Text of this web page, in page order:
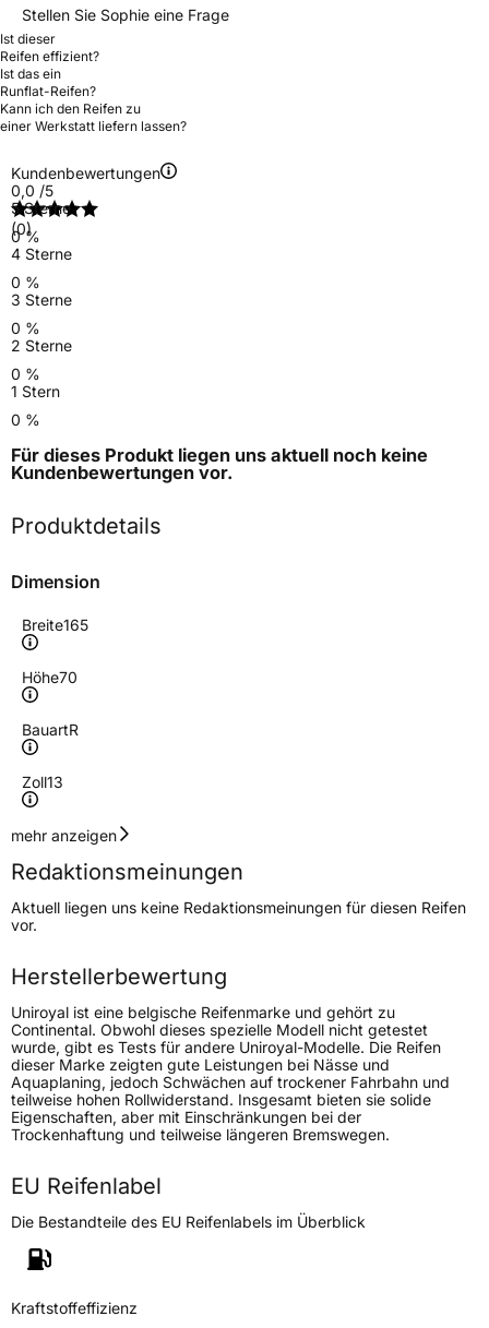
Stellen Sie Sophie eine Frage
Ist dieser
Reifen effizient?
Ist das ein
Runflat-Reifen?
Kann ich den Reifen zu
einer Werkstatt liefern lassen?
Kundenbewertungen
0,0 /5
(0)
5 Sterne
0 %
4 Sterne
0 %
3 Sterne
0 %
2 Sterne
0 %
1 Stern
0 %
Für dieses Produkt liegen uns aktuell noch keine
Kundenbewertungen vor.
Produktdetails
Dimension
Breite165
Höhe70
BauartR
Zoll13
Geschwindigkeitsindex
Lastindex 88/86
Gewicht (in kg)12,000 kg
Generelle Merkmale
FahrzeugtypTransporter
Verwendung Sommerreifen
ModellnameRain Max 5
Fahrzeugart Transporter
Weitere Eigenschaften
mehr anzeigen
Redaktionsmeinungen
Aktuell liegen uns keine Redaktionsmeinungen für diesen Reifen
vor.
Herstellerbewertung
Uniroyal ist eine belgische Reifenmarke und gehört zu
Continental. Obwohl dieses spezielle Modell nicht getestet
wurde, gibt es Tests für andere Uniroyal-Modelle. Die Reifen
dieser Marke zeigten gute Leistungen bei Nässe und
Aquaplaning, jedoch Schwächen auf trockener Fahrbahn und
teilweise hohen Rollwiderstand. Insgesamt bieten sie solide
Eigenschaften, aber mit Einschränkungen bei der
Trockenhaftung und teilweise längeren Bremswegen.
EU Reifenlabel
Die Bestandteile des EU Reifenlabels im Überblick
Kraftstoffeffizienz